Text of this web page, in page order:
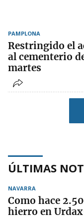
PAMPLONA
Restringido el
al cementerio
martes
ÚLTIMAS
NAVARRA
Como hace
hierro en